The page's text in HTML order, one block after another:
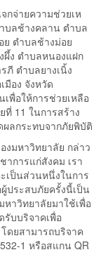
กจ่ายความช่วยเห
บลช้างคลาน ตำบล
ตำบลช้างม่อย
ผึ้ง ตำบลหนองแฝก
ตำบลยางเนิ้ง
มือง จังหวัด
พื่อให้การช่วยเหลือ
ที่ 11 ในการสร้าง
ลกระทบจากภัยพิบัติ
มหาวิทยาลัย กล่าว
การแก่สังคม เรา
ป็นส่วนหนึ่งในการ
ประสบภัยครั้งนี้เป็น
าวิทยาลัยมาใช้เพื่อ
รับบริจาคเพื่อ
ดยสามารถบริจาค
1 หรือสแกน QR